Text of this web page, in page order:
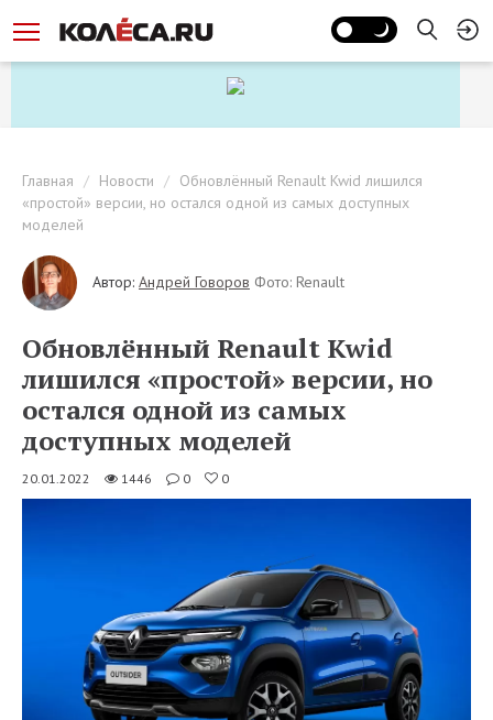
Главная Новости
Обновлённый Renault Kwid лишился
«простой» версии, но остался одной из самых доступных
моделей
Автор: Андрей Говоров Фото: Renault
Обновлённый Renault Kwid
лишился «простой» версии, но
остался одной из самых
доступных моделей
20.01.2022 1446 0 0